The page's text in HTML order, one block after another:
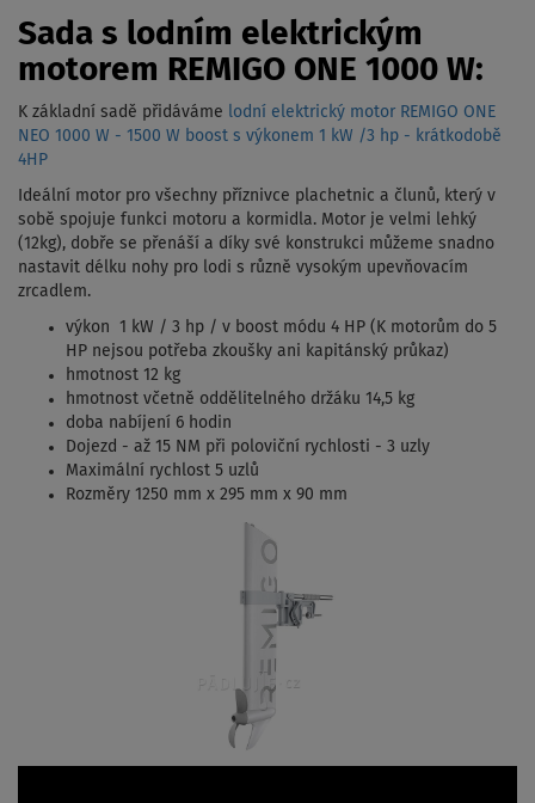
Sada s lodním elektrickým
motorem REMIGO ONE 1000 W:
K základní sadě přidáváme
lodní elektrický motor REMIGO ONE
NEO 1000 W - 1500 W boost s výkonem 1 kW /3 hp - krátkodobě
4HP
Ideální motor pro všechny příznivce plachetnic a člunů, který v
sobě spojuje funkci motoru a kormidla. Motor je velmi lehký
(12kg), dobře se přenáší a díky své konstrukci můžeme snadno
nastavit délku nohy pro lodi s různě vysokým upevňovacím
zrcadlem.
výkon 1 kW / 3 hp / v boost módu 4 HP (K motorům do 5
HP nejsou potřeba zkoušky ani kapitánský průkaz)
hmotnost 12 kg
hmotnost včetně oddělitelného držáku 14,5 kg
doba nabíjení 6 hodin
Dojezd - až 15 NM při poloviční rychlosti - 3 uzly
Maximální rychlost 5 uzlů
Rozměry 1250 mm x 295 mm x 90 mm